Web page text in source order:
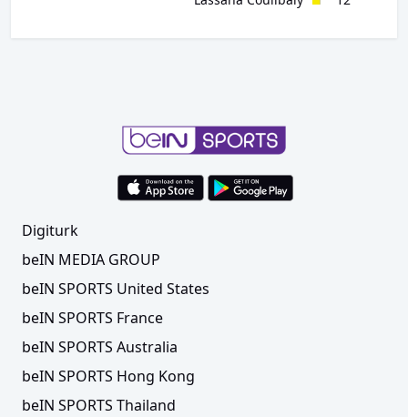
Digiturk
beIN MEDIA GROUP
beIN SPORTS United States
beIN SPORTS France
beIN SPORTS Australia
beIN SPORTS Hong Kong
beIN SPORTS Thailand